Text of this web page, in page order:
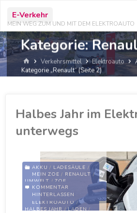
Inhalt
springen
E-Verkehr
MEIN WEG ZUM UND MIT DEM ELEKTROAUTO
Kategorie:
StartVerkehrsmittel Elektroauto
Kategorie „Renault“(Seite 2)
Halbes Jahr im
unterwegs
AKKU / LADESÄULE /
MEIN ZOE / RENAULT /
UMWELT / ZOE
AKKU/BILANZ
ELEKTROAUTO/
HALBES JAHR /LADEN /
KOMMENTAR
HINTERLASSEN